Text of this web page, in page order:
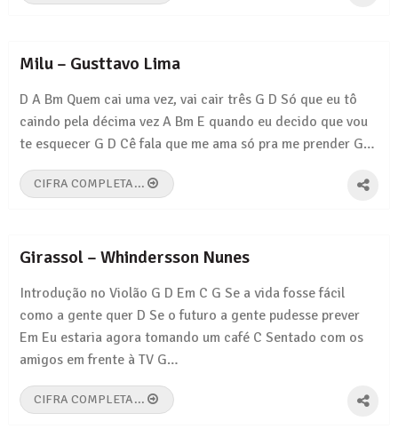
Milu – Gusttavo Lima
D A Bm Quem cai uma vez, vai cair três G D Só que eu tô
caindo pela décima vez A Bm E quando eu decido que vou
te esquecer G D Cê fala que me ama só pra me prender G…
CIFRA COMPLETA...
Girassol – Whindersson Nunes
Introdução no Violão G D Em C G Se a vida fosse fácil
como a gente quer D Se o futuro a gente pudesse prever
Em Eu estaria agora tomando um café C Sentado com os
amigos em frente à TV G…
CIFRA COMPLETA...